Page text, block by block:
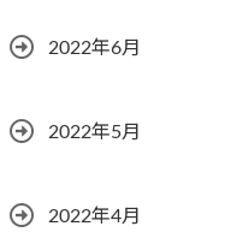
2022年6月
2022年5月
2022年4月